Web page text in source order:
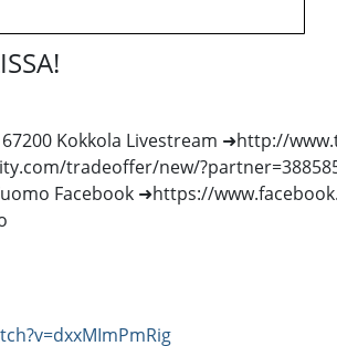
Kokkola Livestream ➜http://
tradeoffer/new/
Facebook ➜https://